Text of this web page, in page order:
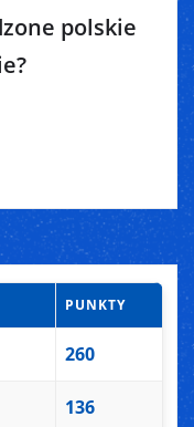
polskie
PUNKTY
260
136